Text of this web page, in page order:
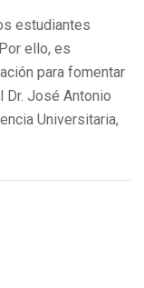
estudiantes
ello, es
para fomentar
Dr. José Antonio
Universitaria,